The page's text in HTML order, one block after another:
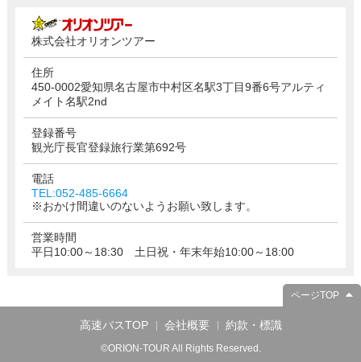
株式会社オリオンツアー
住所
450-0002愛知県名古屋市中村区名駅3丁目9番6号アルティ
メイト名駅2nd
登録番号
観光庁長官登録旅行業第692号
電話
TEL:052-485-6664
※おかけ間違いのないようお願い致します。
営業時間
平日10:00～18:30 土日祝・年末年始10:00～18:00
ページTOP
高速バスTOP 会社概要 約款・標識
©ORION-TOUR All Rights Reserved.